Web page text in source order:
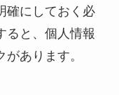
確にしておく必
ると、個人情報
あります。